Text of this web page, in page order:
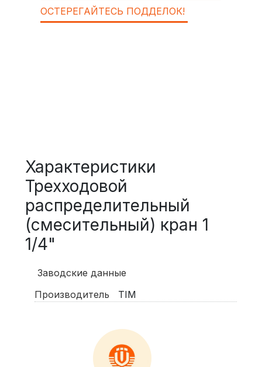
ОСТЕРЕГАЙТЕСЬ ПОДДЕЛОК!
Характеристики
Трехходовой
распределительный
(смесительный) кран 1
1/4"
Заводские данные
Производитель
TIM